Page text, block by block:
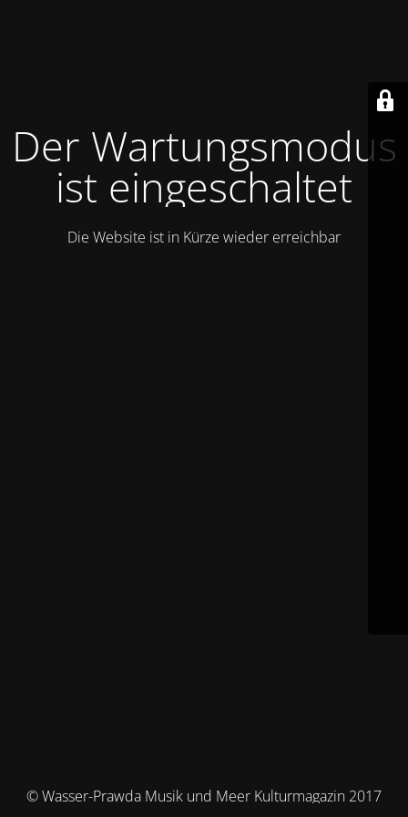
Der Wartungsmodus
ist eingeschaltet
Die Website ist in Kürze wieder erreichbar
© Wasser-Prawda Musik und Meer Kulturmagazin 2017